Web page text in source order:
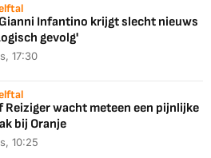
Infantino krijgt slecht nieuws
gevolg'
17:30
Reiziger wacht meteen een pijnlijke
bij Oranje
10:25